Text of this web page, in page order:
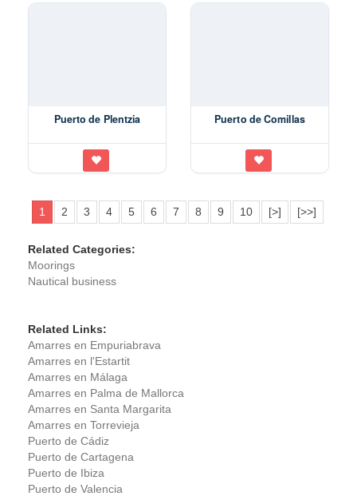
Puerto de Plentzia Puerto de Comillas
1 2 3 4 5 6 7 8 9 10 [>] [>>]
Related Categories:
Moorings
Nautical business
Related Links:
Amarres en Empuriabrava
Amarres en l'Estartit
Amarres en Málaga
Amarres en Palma de Mallorca
Amarres en Santa Margarita
Amarres en Torrevieja
Puerto de Cádiz
Puerto de Cartagena
Puerto de Ibiza
Puerto de Valencia